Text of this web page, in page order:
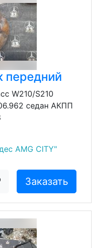
передний
W210/S210
седан АКПП
AMG CITY"
Заказать